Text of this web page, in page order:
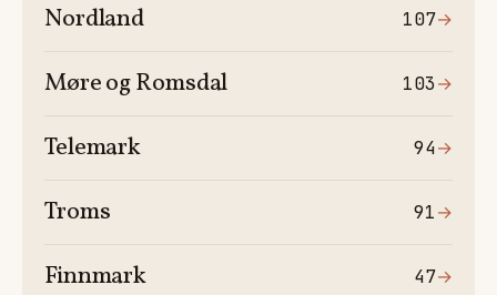
Nordland 107→
Møre og Romsdal 103→
Telemark 94→
Troms 91→
Finnmark 47→